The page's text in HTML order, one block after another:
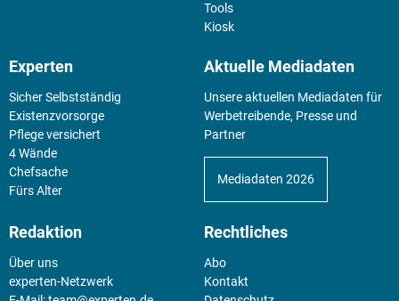
Tools
Kiosk
Experten
Sicher Selbstständig
Existenz­vorsorge
Pflege versichert
4 Wände
Chefsache
Fürs Alter
Aktuelle Mediadaten
Unsere aktuellen Mediadaten für
Werbetreibende, Presse und
Partner
Mediadaten 2026
Redaktion
Über uns
experten-Netzwerk
Rechtliches
Abo
Kontakt